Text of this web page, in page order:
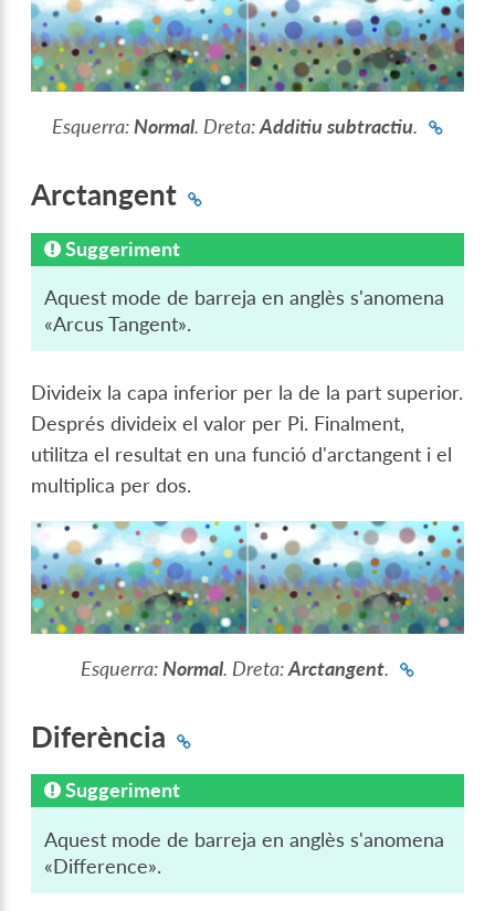
Esquerra: Normal. Dreta:Additiu subtractiu.
Arctangent
Suggeriment
Aquest mode de barreja en anglès s'anomena
«Arcus Tangent».
Divideix la capa inferior per la de la part superior.
Després divideix el valor per Pi. Finalment,
utilitza el resultat en una funció d'arctangent i el
multiplica per dos.
Esquerra: Normal. Dreta:Arctangent.
Diferència
Suggeriment
Aquest mode de barreja en anglès s'anomena
«Difference».